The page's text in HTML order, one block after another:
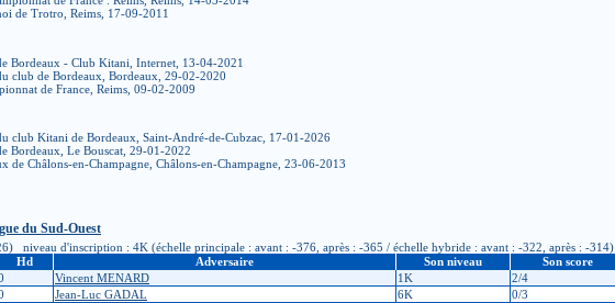
de Trotro, Reims, 17-09-2011
Bordeaux - Club Kitani, Internet, 13-04-2021
club de Bordeaux, Bordeaux, 29-02-2020
de France, Reims, 09-02-2009
club Kitani de Bordeaux, Saint-André-de-Cubzac, 17-01-2026
Bordeaux, Le Bouscat, 29-01-2022
de Châlons-en-Champagne, Châlons-en-Champagne, 23-06-2013
du Sud-Ouest
niveau d'inscription : 4K (échelle principale : avant : -376, après : -365 / échelle hybride : avant : -322, après : -314)
Hd Adversaire Son niveau Son score
Vincent MENARD 1K 2/4
Jean-Luc GADAL 6K 0/3